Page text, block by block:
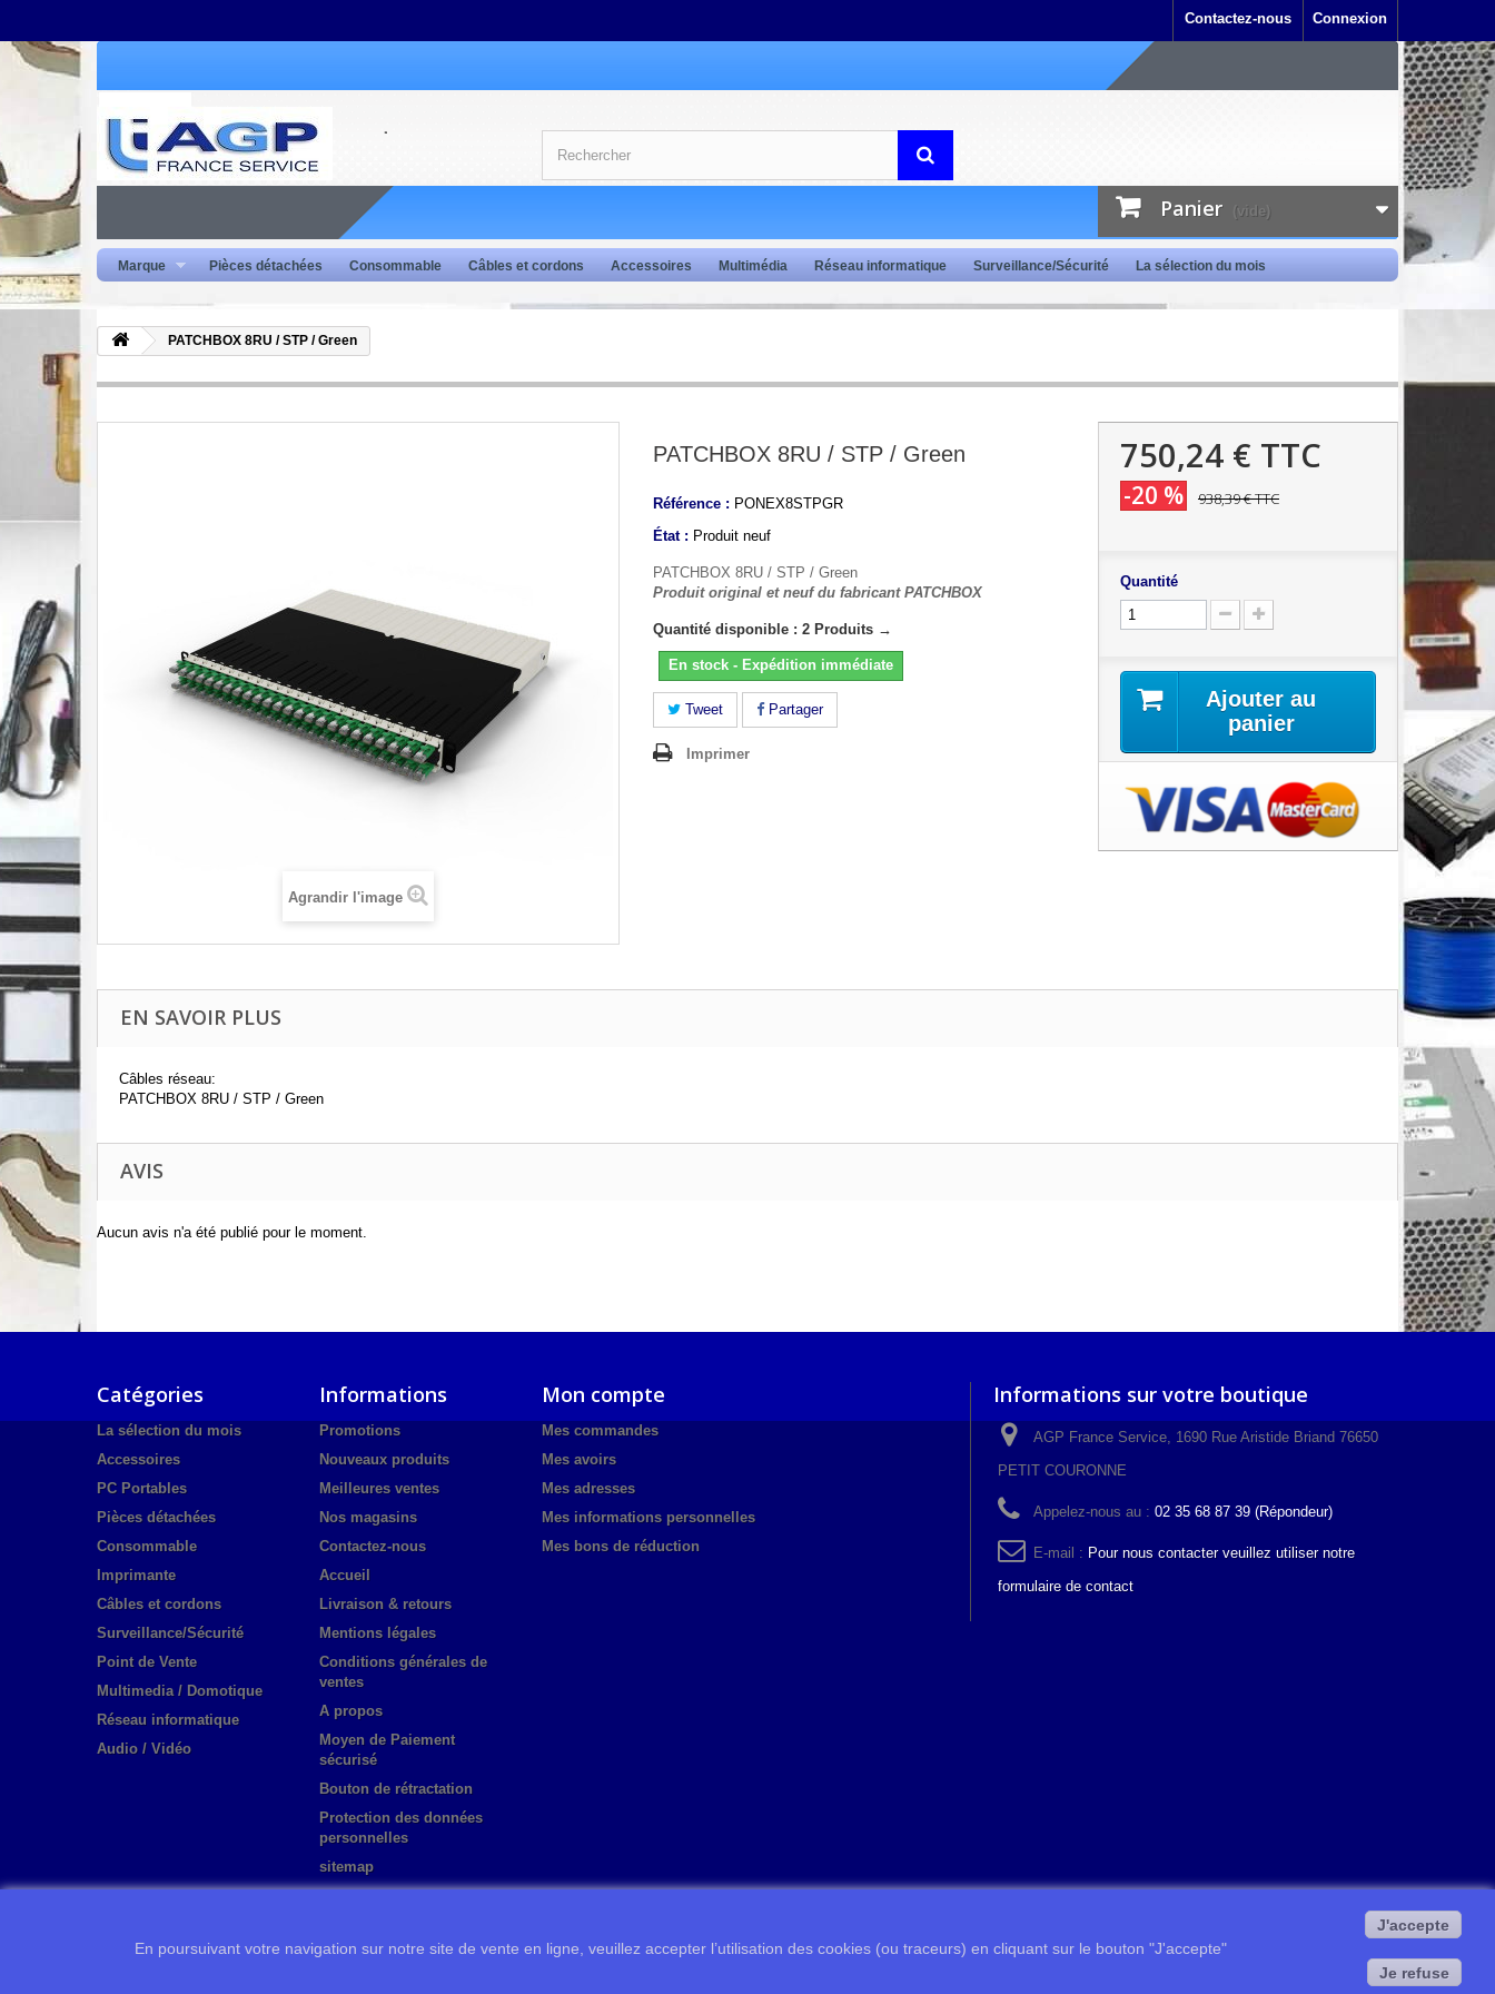
Connexion
Contactez-nous
Panier (vide)
Marque Pièces détachées Consommable Câbles et cordons Accessoires Multimédia Réseau informatique Surveillance/Sécurité La sélection du mois
PATCHBOX 8RU / STP / Green
Agrandir l'image
PATCHBOX 8RU / STP / Green
Référence : PONEX8STPGR
État : Produit neuf
PATCHBOX 8RU / STP / Green
Produit original et neuf du fabricant PATCHBOX
Quantité disponible : 2 Produits →
En stock - Expédition immédiate
Tweet Partager
Imprimer
750,24 € TTC
-20 % 938,39 €TTC
Quantité
Ajouter au
panier
EN SAVOIR PLUS
Câbles réseau:
PATCHBOX 8RU / STP / Green
AVIS
Aucun avis n'a été publié pour le moment.
Catégories
La sélection du mois
Accessoires
PC Portables
Pièces détachées
Consommable
Imprimante
Câbles et cordons
Surveillance/Sécurité
Point de Vente
Multimedia / Domotique
Réseau informatique
Audio / Vidéo
Informations
Promotions
Nouveaux produits
Meilleures ventes
Nos magasins
Contactez-nous
Accueil
Livraison & retours
Mentions légales
Conditions générales de
ventes
A propos
Moyen de Paiement
sécurisé
Bouton de rétractation
Protection des données
personnelles
sitemap
Mon compte
Mes commandes
Mes avoirs
Mes adresses
Mes informations personnelles
Mes bons de réduction
Informations sur votre boutique
AGP France Service, 1690 Rue Aristide Briand 76650
PETIT COURONNE
Appelez-nous au : 02 35 68 87 39 (Répondeur)
E-mail : Pour nous contacter veuillez utiliser notre
formulaire de contact
En poursuivant votre navigation sur notre site de vente en ligne, veuillez accepter l’utilisation des cookies (ou traceurs) en cliquant sur le bouton "J'accepte"
J'accepte
Je refuse